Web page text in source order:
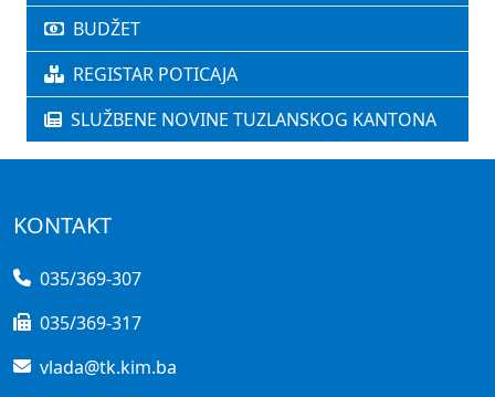
BUDŽET
REGISTAR POTICAJA
SLUŽBENE NOVINE TUZLANSKOG KANTONA
KONTAKT
035/369-307
035/369-317
vlada@tk.kim.ba